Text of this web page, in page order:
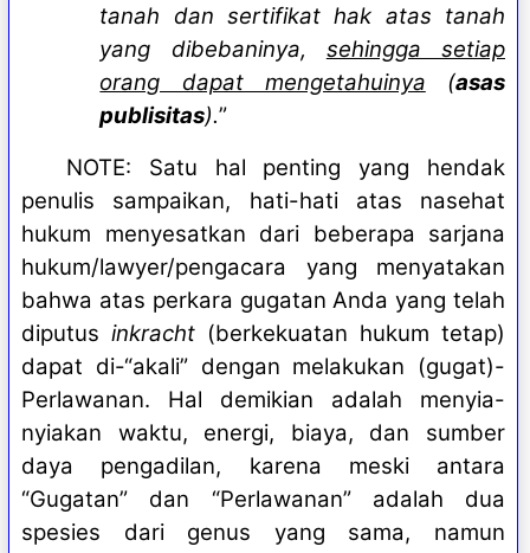
tanah dan sertifikat hak atas tanah
yang dibebaninya, sehingga setiap
orang dapat mengetahuinya (asas
publisitas).”
NOTE: Satu hal penting yang hendak
penulis sampaikan, hati-hati atas nasehat
hukum menyesatkan dari beberapa sarjana
hukum/lawyer/pengacara yang menyatakan
bahwa atas perkara gugatan Anda yang telah
diputusinkracht (berkekuatan hukum tetap)
dapat di-“akali” dengan melakukan (gugat)-
Perlawanan. Hal demikian adalah menyia-
nyiakan waktu, energi, biaya, dan sumber
daya pengadilan, karena meski antara
“Gugatan” dan “Perlawanan” adalah dua
spesies dari genus yang sama, namun